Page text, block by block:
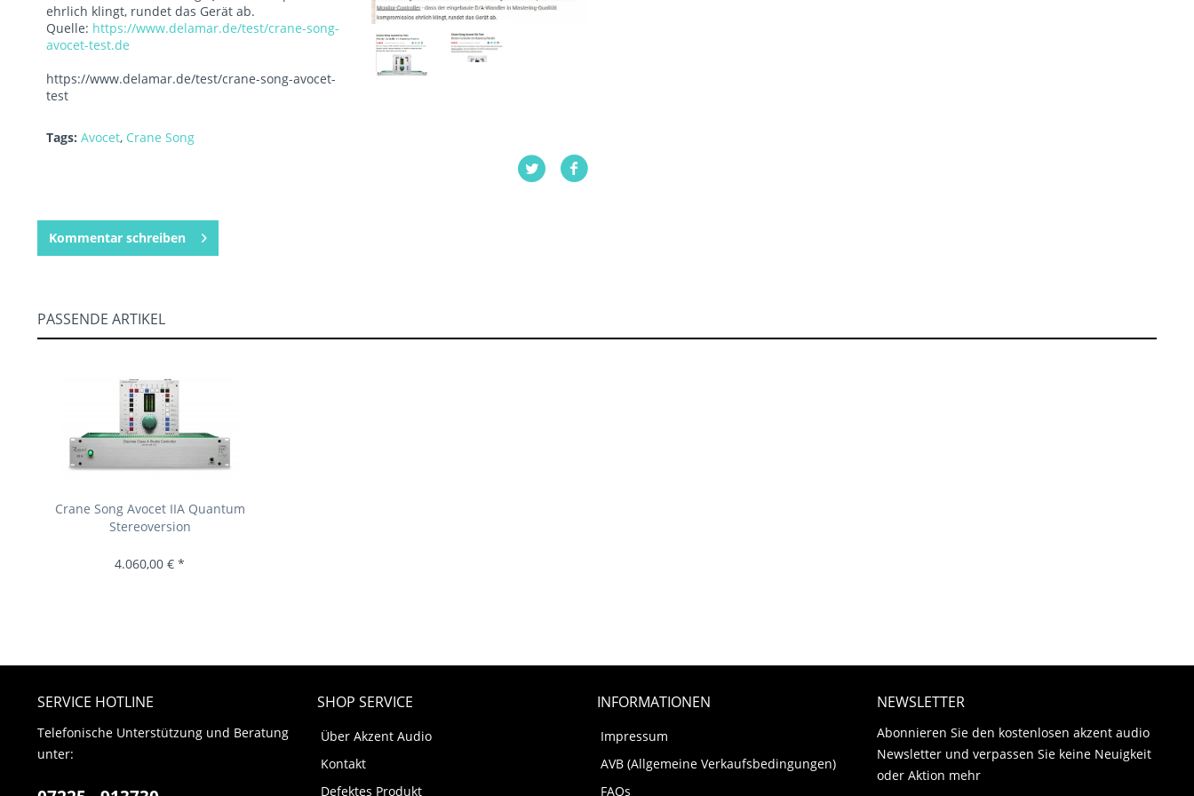
ehrlich klingt, rundet das Gerät ab.
Quelle: https://www.delamar.de/test/crane-song-
avocet-test.de
https://www.delamar.de/test/crane-song-avocet-
test
Tags: Avocet, Crane Song
Kommentar schreiben
PASSENDE ARTIKEL
Crane Song Avocet IIA Quantum
Stereoversion
4.060,00 € *
SERVICE HOTLINE
Telefonische Unterstützung und Beratung
unter:
SHOP SERVICE
Über Akzent Audio
Kontakt
Defektes Produkt
INFORMATIONEN
Impressum
AVB (Allgemeine Verkaufsbedingungen)
FAQs
NEWSLETTER
Abonnieren Sie den kostenlosen akzent audio
Newsletter und verpassen Sie keine Neuigkeit
oder Aktion mehr